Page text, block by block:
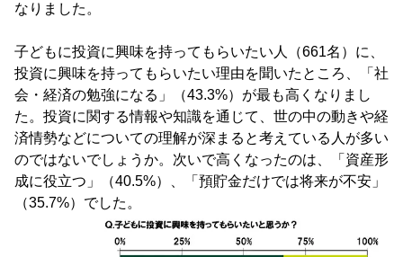
なりました。
子どもに投資に興味を持ってもらいたい人（661名）に、
投資に興味を持ってもらいたい理由を聞いたところ、「社
会・経済の勉強になる」（43.3%）が最も高くなりまし
た。投資に関する情報や知識を通じて、世の中の動きや経
済情勢などについての理解が深まると考えている人が多い
のではないでしょうか。次いで高くなったのは、「資産形
成に役立つ」（40.5%）、「預貯金だけでは将来が不安」
（35.7%）でした。